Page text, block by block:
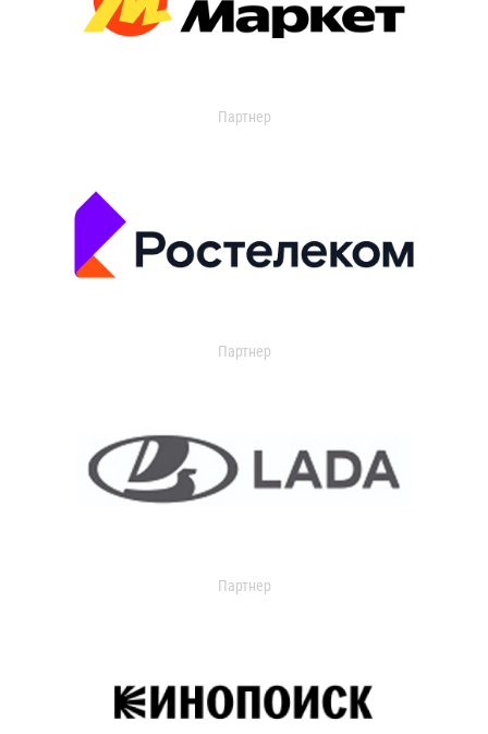
Партнер
Партнер
Партнер